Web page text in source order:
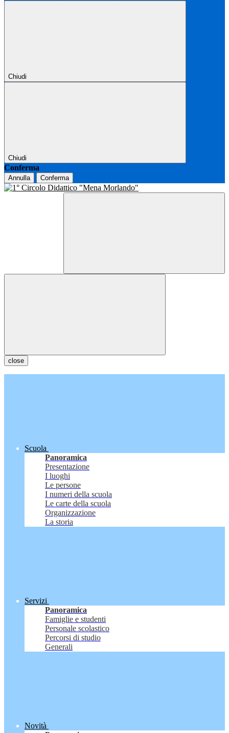
Chiudi
Chiudi
Conferma
Annulla Conferma
close
Scuola
Panoramica
Presentazione
I luoghi
Le persone
I numeri della scuola
Le carte della scuola
Organizzazione
La storia
Servizi
Panoramica
Famiglie e studenti
Personale scolastico
Percorsi di studio
Generali
Novità